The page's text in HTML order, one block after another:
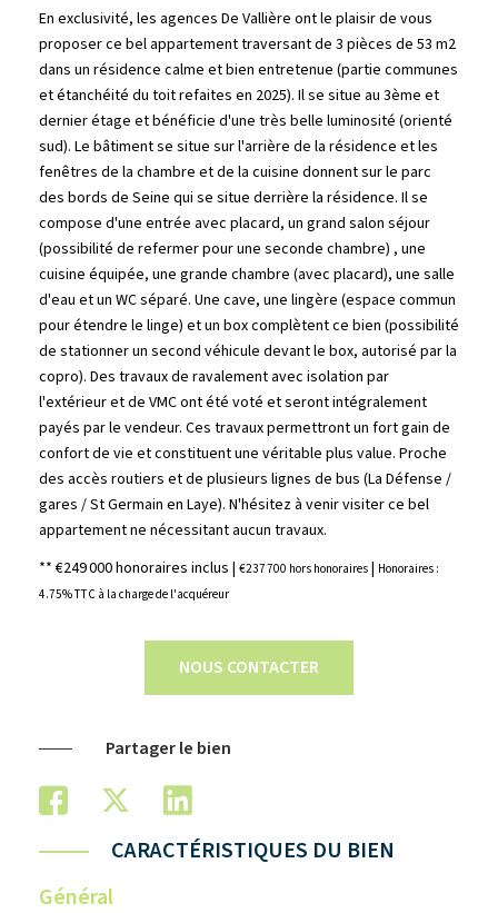
En exclusivité, les agences De Vallière ont le plaisir de vous
proposer ce bel appartement traversant de 3 pièces de 53 m2
dans un résidence calme et bien entretenue (partie communes
et étanchéité du toit refaites en 2025). Il se situe au 3ème et
dernier étage et bénéficie d'une très belle luminosité (orienté
sud). Le bâtiment se situe sur l'arrière de la résidence et les
fenêtres de la chambre et de la cuisine donnent sur le parc
des bords de Seine qui se situe derrière la résidence. Il se
compose d'une entrée avec placard, un grand salon séjour
(possibilité de refermer pour une seconde chambre) , une
cuisine équipée, une grande chambre (avec placard), une salle
d'eau et un WC séparé. Une cave, une lingère (espace commun
pour étendre le linge) et un box complètent ce bien (possibilité
de stationner un second véhicule devant le box, autorisé par la
copro). Des travaux de ravalement avec isolation par
l'extérieur et de VMC ont été voté et seront intégralement
payés par le vendeur. Ces travaux permettront un fort gain de
confort de vie et constituent une véritable plus value. Proche
des accès routiers et de plusieurs lignes de bus (La Défense /
gares / St Germain en Laye). N'hésitez à venir visiter ce bel
appartement ne nécessitant aucun travaux.
** €249 000honoraires inclus | €237 700 hors honoraires | Honoraires :
4.75% TTC à la charge de l'acquéreur
NOUS CONTACTER
Partager le bien
CARACTÉRISTIQUES DU BIEN
Général